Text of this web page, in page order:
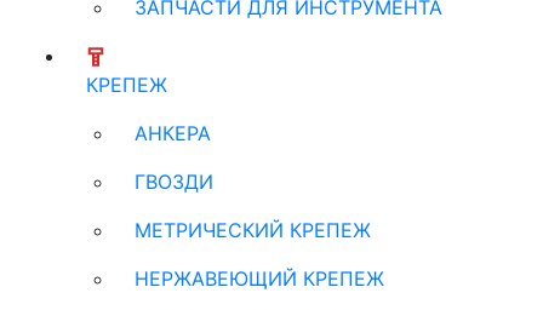
ЗАПЧАСТИ ДЛЯ ИНСТРУМЕНТА
КРЕПЕЖ
АНКЕРА
ГВОЗДИ
МЕТРИЧЕСКИЙ КРЕПЕЖ
НЕРЖАВЕЮЩИЙ КРЕПЕЖ